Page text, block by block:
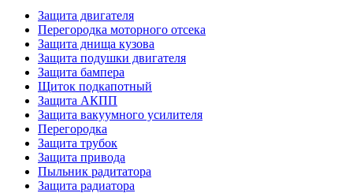
Защита двигателя
Перегородка моторного отсека
Защита днища кузова
Защита подушки двигателя
Защита бампера
Щиток подкапотный
Защита АКПП
Защита вакуумного усилителя
Перегородка
Защита трубок
Защита привода
Пыльник радитатора
Защита радиатора